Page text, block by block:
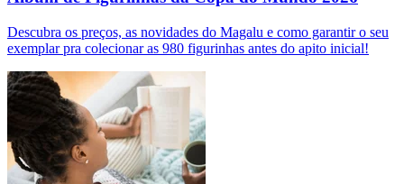
Descubra os preços, as novidades do Magalu e como garantir o seu
exemplar pra colecionar as 980 figurinhas antes do apito inicial!